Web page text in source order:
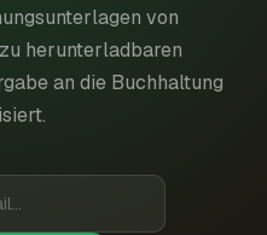
von
herunterladbaren
an die Buchhaltung